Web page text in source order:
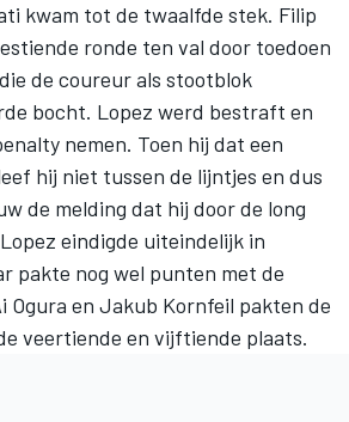
kwam tot de twaalfde stek. Filip
ronde ten val door toedoen
de coureur als stootblok
bocht. Lopez werd bestraft en
nemen. Toen hij dat een
hij niet tussen de lijntjes en dus
de melding dat hij door de long
eindigde uiteindelijk in
pakte nog wel punten met de
Ogura en Jakub Kornfeil pakten de
veertiende en vijftiende plaats.